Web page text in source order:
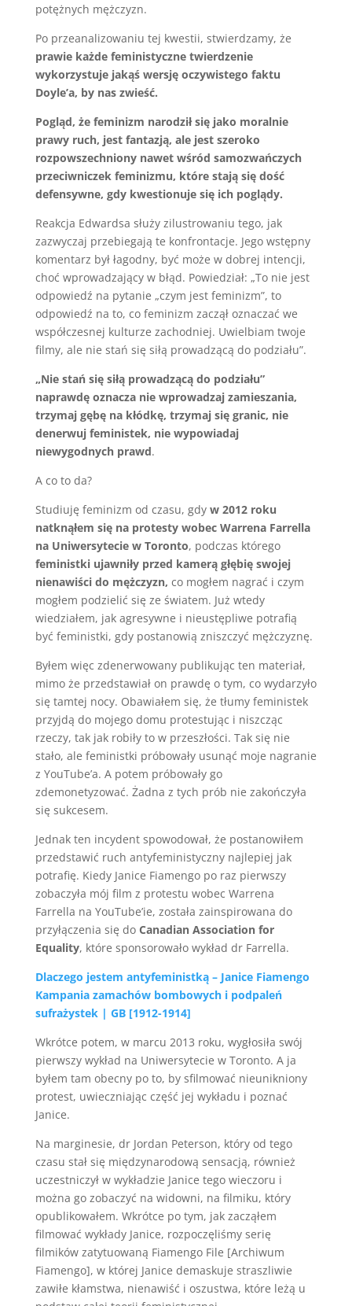
potężnych mężczyzn.
Po przeanalizowaniu tej kwestii, stwierdzamy, że
prawie każde feministyczne twierdzenie
wykorzystuje jakąś wersję oczywistego faktu
Doyle’a, by nas zwieść.
Pogląd, że feminizm narodził się jako moralnie
prawy ruch, jest fantazją, ale jest szeroko
rozpowszechniony nawet wśród samozwańczych
przeciwniczek feminizmu, które stają się dość
defensywne, gdy kwestionuje się ich poglądy.
Reakcja Edwardsa służy zilustrowaniu tego, jak
zazwyczaj przebiegają te konfrontacje. Jego wstępny
komentarz był łagodny, być może w dobrej intencji,
choć wprowadzający w błąd. Powiedział: „To nie jest
odpowiedź na pytanie „czym jest feminizm”, to
odpowiedź na to, co feminizm zaczął oznaczać we
współczesnej kulturze zachodniej. Uwielbiam twoje
filmy, ale nie stań się siłą prowadzącą do podziału”.
„Nie stań się siłą prowadzącą do podziału”
naprawdę oznacza nie wprowadzaj zamieszania,
trzymaj gębę na kłódkę, trzymaj się granic, nie
denerwuj feministek, nie wypowiadaj
niewygodnych prawd.
A co to da?
Studiuję feminizm od czasu, gdy w 2012 roku
natknąłem się na protesty wobec Warrena Farrella
na Uniwersytecie w Toronto, podczas którego
feministki ujawniły przed kamerą głębię swojej
nienawiści do mężczyzn, co mogłem nagrać i czym
mogłem podzielić się ze światem. Już wtedy
wiedziałem, jak agresywne i nieustępliwe potrafią
być feministki, gdy postanowią zniszczyć mężczyznę.
Byłem więc zdenerwowany publikując ten materiał,
mimo że przedstawiał on prawdę o tym, co wydarzyło
się tamtej nocy. Obawiałem się, że tłumy feministek
przyjdą do mojego domu protestując i niszcząc
rzeczy, tak jak robiły to w przeszłości. Tak się nie
stało, ale feministki próbowały usunąć moje nagranie
z YouTube’a. A potem próbowały go
zdemonetyzować. Żadna z tych prób nie zakończyła
się sukcesem.
Jednak ten incydent spowodował, że postanowiłem
przedstawić ruch antyfeministyczny najlepiej jak
potrafię. Kiedy Janice Fiamengo po raz pierwszy
zobaczyła mój film z protestu wobec Warrena
Farrella na YouTube’ie, została zainspirowana do
przyłączenia się do Canadian Association for
Equality, które sponsorowało wykład dr Farrella.
Dlaczego jestem antyfeministką – Janice Fiamengo
Kampania zamachów bombowych i podpaleń
sufrażystek | GB [1912-1914]
Wkrótce potem, w marcu 2013 roku, wygłosiła swój
pierwszy wykład na Uniwersytecie w Toronto. A ja
byłem tam obecny po to, by sfilmować nieunikniony
protest, uwieczniając część jej wykładu i poznać
Janice.
Na marginesie, dr Jordan Peterson, który od tego
czasu stał się międzynarodową sensacją, również
uczestniczył w wykładzie Janice tego wieczoru i
można go zobaczyć na widowni, na filmiku, który
opublikowałem. Wkrótce po tym, jak zacząłem
filmować wykłady Janice, rozpoczęliśmy serię
filmików zatytuowaną Fiamengo File [Archiwum
Fiamengo], w której Janice demaskuje straszliwie
zawiłe kłamstwa, nienawiść i oszustwa, które leżą u